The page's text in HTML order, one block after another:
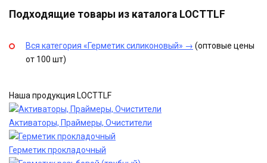
Подходящие товары из каталога LOCTTLF
Вся категория «Герметик силиконовый» → (оптовые цены
от 100 шт)
Наша продукция LOCTTLF
Активаторы, Праймеры, Очистители
Герметик прокладочный